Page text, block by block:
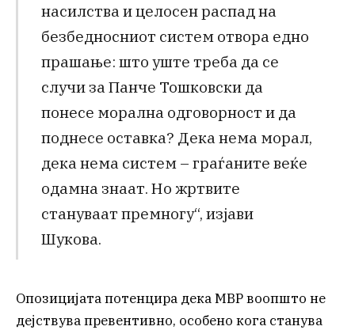
насилства и целосен распад на
безбедносниот систем отвора едно
прашање: што уште треба да се
случи за Панче Тошковски да
понесе морална одговорност и да
поднесе оставка? Дека нема морал,
дека нема систем – граѓаните веќе
одамна знаат. Но жртвите
стануваат премногу“, изјави
Шукова.
Опозицијата потенцира дека МВР воопшто не
дејствува превентивно, особено кога станува